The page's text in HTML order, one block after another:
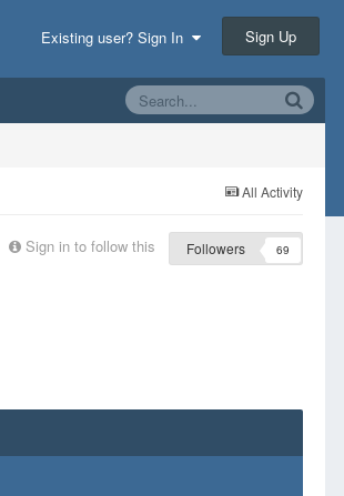
Existing user? Sign In Sign Up
All Activity
Sign in to follow this Followers 69